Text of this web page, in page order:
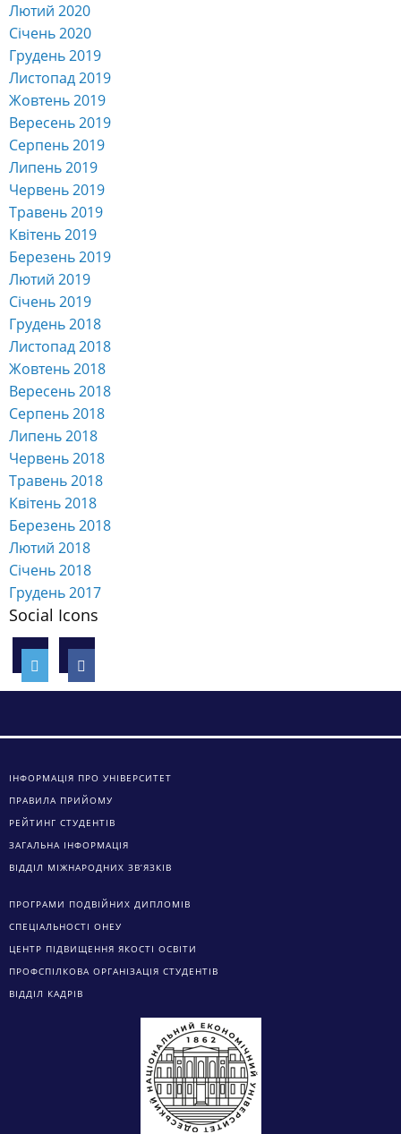
Лютий 2020
Січень 2020
Грудень 2019
Листопад 2019
Жовтень 2019
Вересень 2019
Серпень 2019
Липень 2019
Червень 2019
Травень 2019
Квітень 2019
Березень 2019
Лютий 2019
Січень 2019
Грудень 2018
Листопад 2018
Жовтень 2018
Вересень 2018
Серпень 2018
Липень 2018
Червень 2018
Травень 2018
Квітень 2018
Березень 2018
Лютий 2018
Січень 2018
Грудень 2017
Social Icons
ІНФОРМАЦІЯ ПРО УНІВЕРСИТЕТ
ПРАВИЛА ПРИЙОМУ
РЕЙТИНГ СТУДЕНТІВ
ЗАГАЛЬНА ІНФОРМАЦІЯ
ВІДДІЛ МІЖНАРОДНИХ ЗВ’ЯЗКІВ
ПРОГРАМИ ПОДВІЙНИХ ДИПЛОМІВ
СПЕЦІАЛЬНОСТІ ОНЕУ
ЦЕНТР ПІДВИЩЕННЯ ЯКОСТІ ОСВІТИ
ПРОФСПІЛКОВА ОРГАНІЗАЦІЯ СТУДЕНТІВ
ВІДДІЛ КАДРІВ